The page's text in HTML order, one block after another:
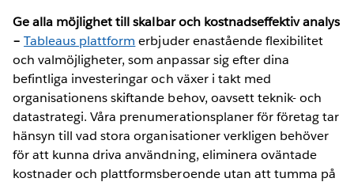
Ge alla möjlighet till skalbar och kostnadseffektiv analys
– Tableaus plattform erbjuder enastående flexibilitet
och valmöjligheter, som anpassar sig efter dina
befintliga investeringar och växer i takt med
organisationens skiftande behov, oavsett teknik- och
datastrategi. Våra prenumerationsplaner för företag tar
hänsyn till vad stora organisationer verkligen behöver
för att kunna driva användning, eliminera oväntade
kostnader och plattformsberoende utan att tumma på